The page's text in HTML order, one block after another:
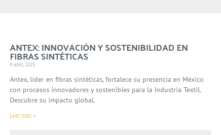
ANTEX: INNOVACIÓN Y SOSTENIBILIDAD EN
FIBRAS SINTÉTICAS
9 abril, 2025
Antex, líder en fibras sintéticas, fortalece su presencia en México
con procesos innovadores y sostenibles para la Industria Textil.
Descubre su impacto global.
Leer más »